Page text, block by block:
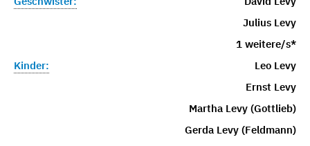
Julius Levy
1 weitere/s*
Kinder:
Leo Levy
Ernst Levy
Martha Levy (Gottlieb)
Gerda Levy (Feldmann)